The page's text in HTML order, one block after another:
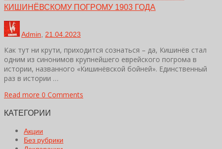
КИШИНЁВСКОМУ ПОГРОМУ 1903 ГОДА
Admin 21.04.2023
Как тут ни крути, приходится сознаться – да, Кишинёв стал
одним из синонимов крупнейшего еврейского погрома в
истории, названного «Кишинёвской бойней». Единственный
раз в истории …
Read more 0 Comments
КАТЕГОРИИ
Акции
Без рубрики